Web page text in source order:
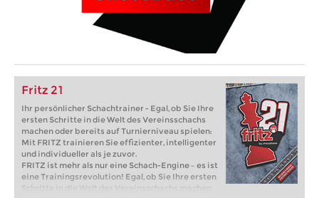
Fritz 21
Ihr persönlicher Schachtrainer - Egal, ob Sie Ihre
ersten Schritte in die Welt des Vereinsschachs
machen oder bereits auf Turnierniveau spielen:
Mit FRITZ trainieren Sie effizienter, intelligenter
und individueller als je zuvor.
FRITZ ist mehr als nur eine Schach-Engine – es ist
eine Trainingsrevolution! Egal, ob Sie Ihre ersten
Schritte in die Welt des Vereinsschachs machen